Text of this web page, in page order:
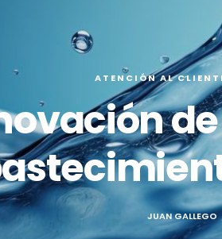
ATENCIÓN AL
JUAN GALLEGO